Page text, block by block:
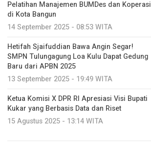
Pelatihan Manajemen BUMDes dan Koperasi
di Kota Bangun
14 September 2025 - 08:53 WITA
Hetifah Sjaifuddian Bawa Angin Segar!
SMPN Tulungagung Loa Kulu Dapat Gedung
Baru dari APBN 2025
13 September 2025 - 19:49 WITA
Ketua Komisi X DPR RI Apresiasi Visi Bupati
Kukar yang Berbasis Data dan Riset
15 Agustus 2025 - 13:14 WITA